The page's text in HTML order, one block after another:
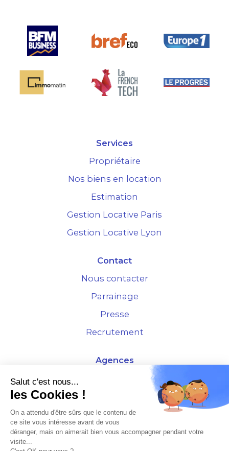
Services
Propriétaire
Nos biens en location
Estimation
Gestion Locative Paris
Gestion Locative Lyon
Contact
Nous contacter
Parrainage
Presse
Recrutement
Agences
4 Rue de la Bourse - 69001 Lyon
10 rue d'Austerlitz - 75012 Paris
À L'HORIZON 2025
Salut c'est nous...
les Cookies !
On a attendu d'être sûrs que le contenu de
ce site vous intéresse avant de vous
déranger, mais on aimerait bien vous accompagner pendant votre
visite...